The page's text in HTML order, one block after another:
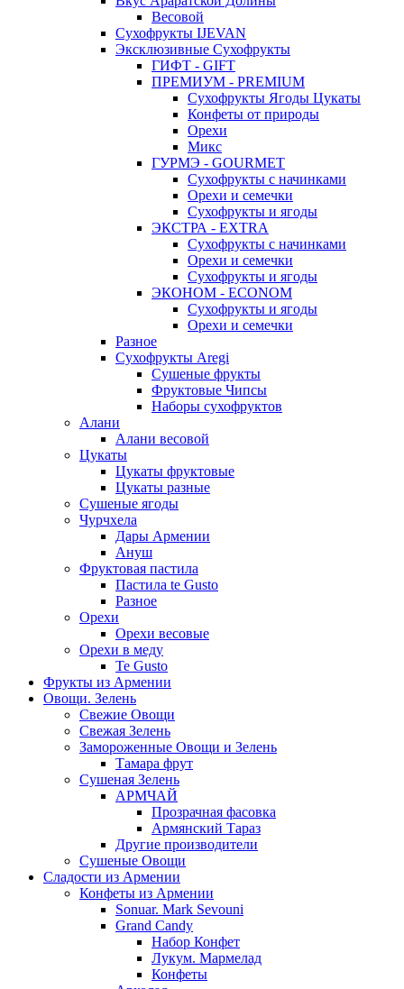
Весовой
Сухофрукты IJEVAN
Эксклюзивные Сухофрукты
ГИФТ - GIFT
ПРЕМИУМ - PREMIUM
Сухофрукты Ягоды Цукаты
Конфеты от природы
Орехи
Микс
ГУРМЭ - GOURMET
Сухофрукты с начинками
Орехи и семечки
Сухофрукты и ягоды
ЭКСТРА - EXTRA
Сухофрукты с начинками
Орехи и семечки
Сухофрукты и ягоды
ЭКОНОМ - ECONOM
Сухофрукты и ягоды
Орехи и семечки
Разное
Сухофрукты Aregi
Сушеные фрукты
Фруктовые Чипсы
Наборы сухофруктов
Алани
Алани весовой
Цукаты
Цукаты фруктовые
Цукаты разные
Сушеные ягоды
Чурчхела
Дары Армении
Ануш
Фруктовая пастила
Пастила te Gusto
Разное
Орехи
Орехи весовые
Орехи в меду
Te Gusto
Фрукты из Армении
Овощи. Зелень
Свежие Овощи
Свежая Зелень
Замороженные Овощи и Зелень
Тамара фрут
Сушеная Зелень
АРМЧАЙ
Прозрачная фасовка
Армянский Тараз
Другие производители
Сушеные Овощи
Сладости из Армении
Конфеты из Армении
Sonuar. Mark Sevouni
Grand Candy
Набор Конфет
Лукум. Мармелад
Конфеты